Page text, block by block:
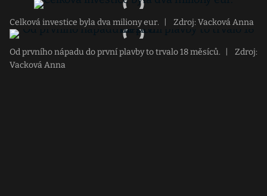
Celková investice byla dva miliony eur. Zdroj: Vacková Anna
Od prvního nápadu do první plavby to trvalo 18 měsíců.
Zdroj:
Vacková Anna